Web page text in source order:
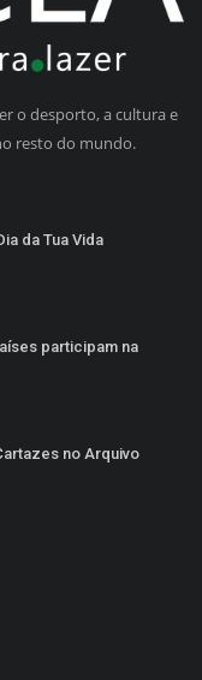
o desporto, a cultura e
resto do mundo.
da Tua Vida
participam na
no Arquivo